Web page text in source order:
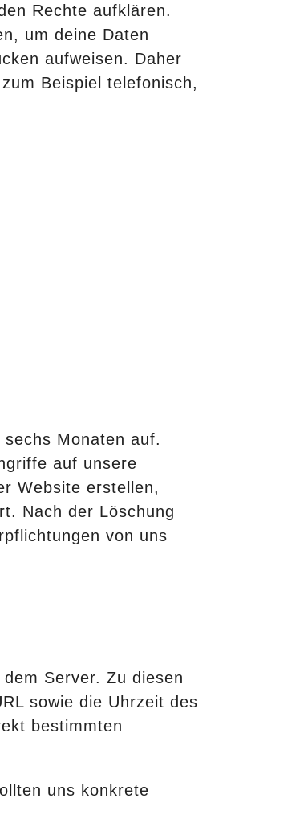
Rechte aufklären.
um deine Daten
aufweisen. Daher
Beispiel telefonisch,
Monaten auf.
auf unsere
Website erstellen,
Nach der Löschung
von uns
Server. Zu diesen
sowie die Uhrzeit des
bestimmten
uns konkrete